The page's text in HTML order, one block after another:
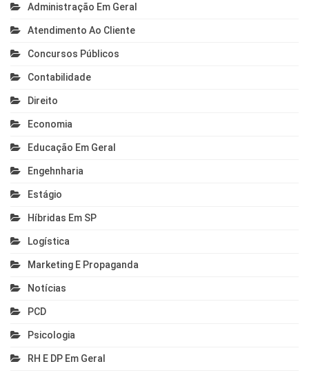
Administração Em Geral
Atendimento Ao Cliente
Concursos Públicos
Contabilidade
Direito
Economia
Educação Em Geral
Engehnharia
Estágio
Híbridas Em SP
Logística
Marketing E Propaganda
Notícias
PCD
Psicologia
RH E DP Em Geral